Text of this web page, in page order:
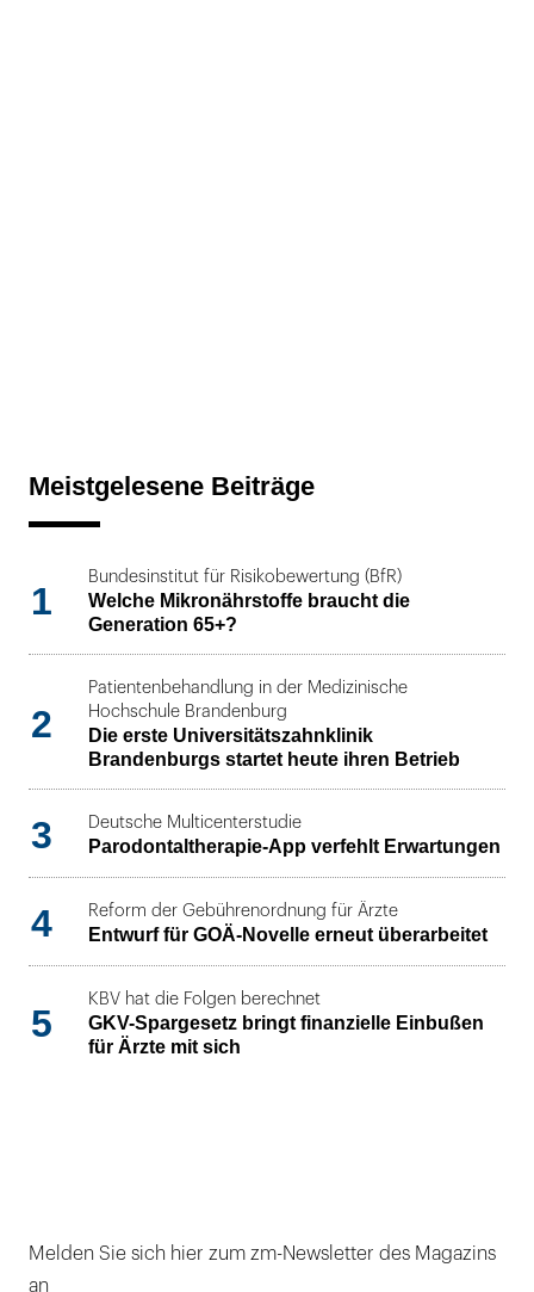
Meistgelesene Beiträge
1
Bundesinstitut für Risikobewertung (BfR)
Welche Mikronährstoffe braucht die
Generation 65+?
2
Patientenbehandlung in der Medizinische
Hochschule Brandenburg
Die erste Universitätszahnklinik
Brandenburgs startet heute ihren Betrieb
3 Deutsche Multicenterstudie
Parodontaltherapie-App verfehlt Erwartungen
4 Reform der Gebührenordnung für Ärzte
Entwurf für GOÄ-Novelle erneut überarbeitet
5
KBV hat die Folgen berechnet
GKV-Spargesetz bringt finanzielle Einbußen
für Ärzte mit sich
Melden Sie sich hier zum zm-Newsletter des Magazins
an